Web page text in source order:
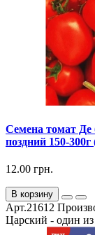
Семена томат
поздний 150-300г
12.00 грн.
В корзину
Арт.21612
Царский - один из